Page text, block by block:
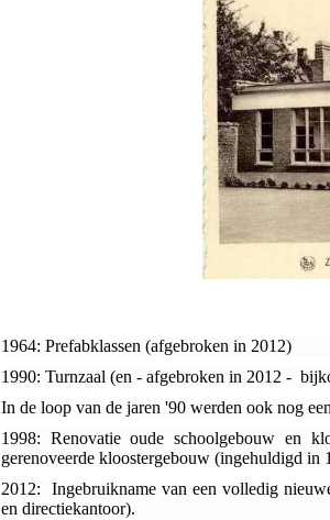
1964: Prefabklassen (afgebroken in 2012)
1990: Turnzaal (en - afgebroken in 2012 -
In de loop van de jaren '90 werden ook nog
1998: Renovatie oude schoolgebouw en
gerenoveerde kloostergebouw (ingehuldigd in
2012: Ingebruikname van een volledig
en directiekantoor).